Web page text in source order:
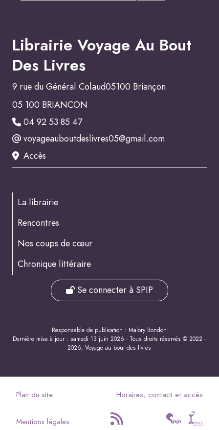
Librairie Voyage Au Bout
Des Livres
9 rue du Général Colaud05100 Briançon
05 100 BRIANCON
04 92 53 85 47
voyageauboutdeslivres05@gmail.com
Accès
La librairie
Rencontres
Nos coups de cœur
Chronique littéraire
Se connecter à SPIP
Responsable de publication : Malory Bondon
Dernière mise à jour : samedi 13 juin 2026 - Tous droits réservés © 2022 -
2026, Voyage au bout des livres
Plan du site Horaires, contact et accès
Mentions légales